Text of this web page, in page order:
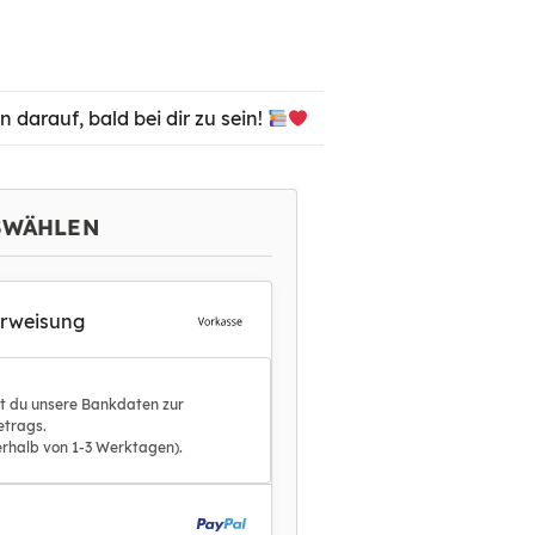
darauf, bald bei dir zu sein!
du unsere Bankdaten zur
von 1-3 Werktagen).